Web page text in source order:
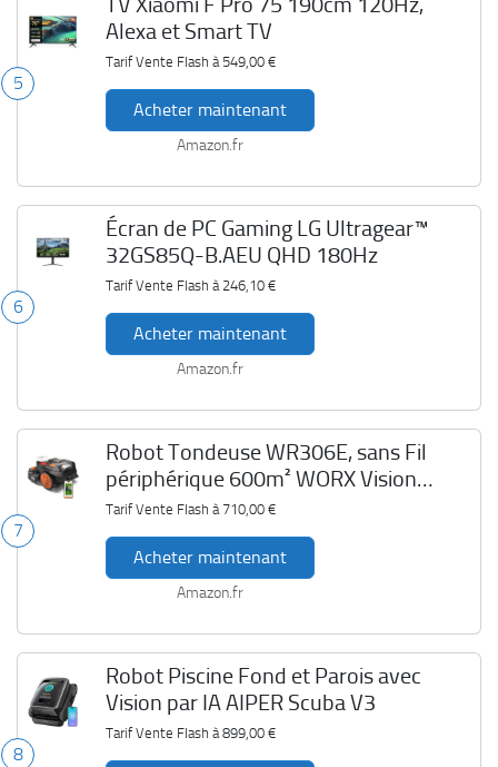
5
Alexa et Smart TV
Tarif Vente Flash à 549,00 €
Acheter maintenant
Amazon.fr
6
Écran de PC Gaming LG Ultragear™
32GS85Q-B.AEU QHD 180Hz
Tarif Vente Flash à 246,10 €
Acheter maintenant
Amazon.fr
7
Robot Tondeuse WR306E, sans Fil
périphérique 600m² WORX Vision
Cloud 2WD
Tarif Vente Flash à 710,00 €
Acheter maintenant
Amazon.fr
8
Robot Piscine Fond et Parois avec
Vision par IA AIPER Scuba V3
Tarif Vente Flash à 899,00 €